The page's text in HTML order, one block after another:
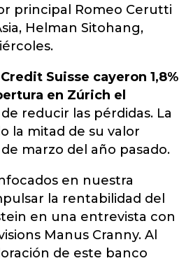
principal Romeo Cerutti
Helman Sitohang,
Suisse cayeron 1,8%
en Zúrich el
reducir las pérdidas. La
la mitad de su valor
marzo del año pasado.
en nuestra
la rentabilidad del
en una entrevista con
Manus Cranny. Al
de este banco